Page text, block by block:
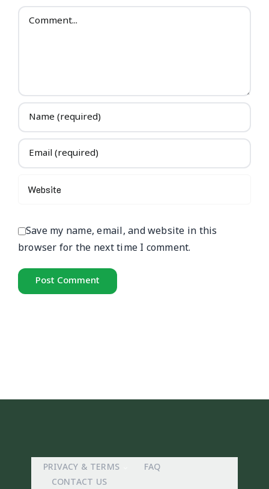
Comment
Save my name, email, and website in this
browser for the next time I comment.
PRIVACY & TERMS
FAQ
CONTACT US